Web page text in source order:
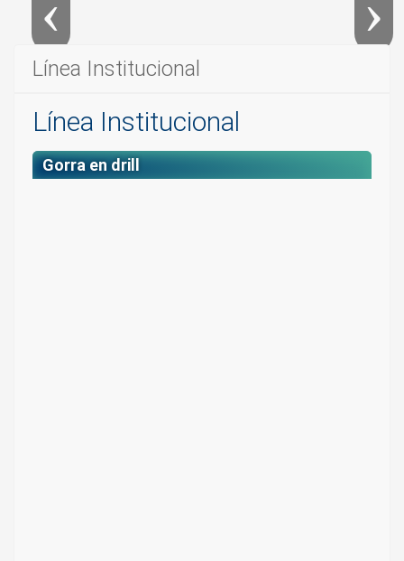
Línea Institucional
Línea Institucional
Gorra en drill